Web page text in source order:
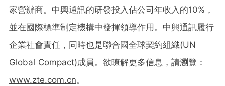
家營辦商。中興通訊的研發投入佔公司年收入的10%，
並在國際標準制定機構中發揮領導作用。中興通訊履行
企業社會責任，同時也是聯合國全球契約組織(UN
Global Compact)成員。欲瞭解更多信息，請瀏覽：
www.zte.com.cn。